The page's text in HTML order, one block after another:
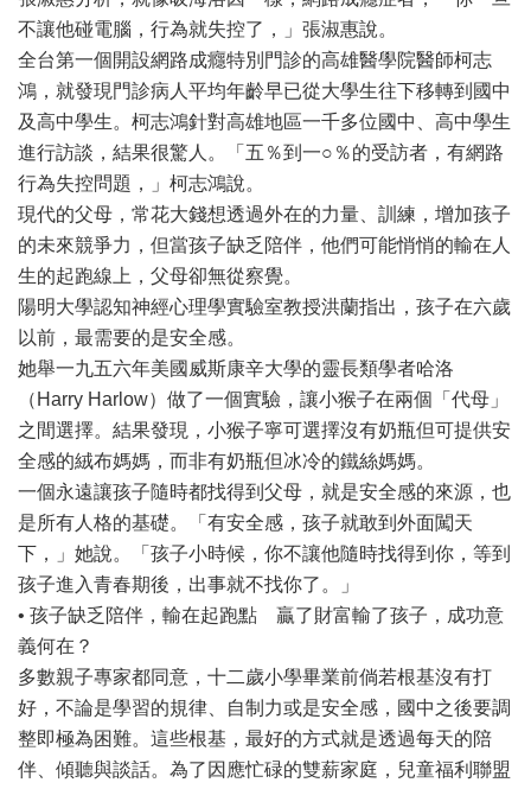
不讓他碰電腦，行為就失控了，」張淑惠說。
全台第一個開設網路成癮特別門診的高雄醫學院醫師柯志
鴻，就發現門診病人平均年齡早已從大學生往下移轉到國中
及高中學生。柯志鴻針對高雄地區一千多位國中、高中學生
進行訪談，結果很驚人。「五％到一○％的受訪者，有網路
行為失控問題，」柯志鴻說。
現代的父母，常花大錢想透過外在的力量、訓練，增加孩子
的未來競爭力，但當孩子缺乏陪伴，他們可能悄悄的輸在人
生的起跑線上，父母卻無從察覺。
陽明大學認知神經心理學實驗室教授洪蘭指出，孩子在六歲
以前，最需要的是安全感。
她舉一九五六年美國威斯康辛大學的靈長類學者哈洛
（Harry Harlow）做了一個實驗，讓小猴子在兩個「代母」
之間選擇。結果發現，小猴子寧可選擇沒有奶瓶但可提供安
全感的絨布媽媽，而非有奶瓶但冰冷的鐵絲媽媽。
一個永遠讓孩子隨時都找得到父母，就是安全感的來源，也
是所有人格的基礎。「有安全感，孩子就敢到外面闖天
下，」她說。「孩子小時候，你不讓他隨時找得到你，等到
孩子進入青春期後，出事就不找你了。」
• 孩子缺乏陪伴，輸在起跑點 贏了財富輸了孩子，成功意
義何在？
多數親子專家都同意，十二歲小學畢業前倘若根基沒有打
好，不論是學習的規律、自制力或是安全感，國中之後要調
整即極為困難。這些根基，最好的方式就是透過每天的陪
伴、傾聽與談話。為了因應忙碌的雙薪家庭，兒童福利聯盟